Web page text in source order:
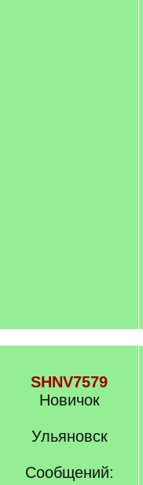
SHNV7579
Новичок
Ульяновск
Сообщений: